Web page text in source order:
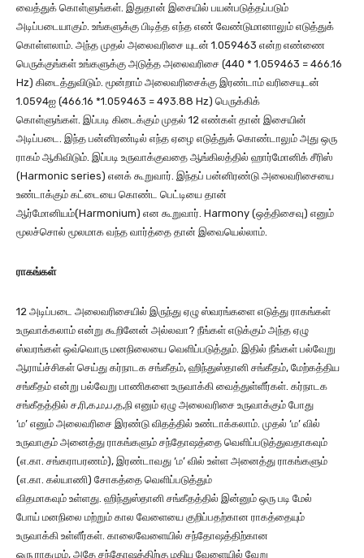
வைத்துக் கொள்ளுங்கள். இதுதான் இசையில் பயன்படுத்தப்படும்
அடிப்படையாகும். உங்களுக்கு பிடித்த எந்த எண் வேண்டுமானாலும் எடுத்துக்
கொள்ளலாம். அந்த முதல் அலைவரிசை யுடன் 1.059463 என்ற எண்ணை
பெருக்குங்கள் உங்களுக்கு அடுத்த அலைவரிசை (440 * 1.059463 = 466.16
Hz) கிடைத்துவிடும். மூன்றாம் அலைவரிசைக்கு இரண்டாம் வரிசையுடன்
1.0594ஐ (466.16 *1.059463 = 493.88 Hz) பெருக்கிக்
கொள்ளுங்கள். இப்படி கிடைக்கும் முதல் 12 எண்கள் தான் இசையின்
அடிப்படை. இந்த பன்னிரண்டில் எந்த ஏழை எடுத்துக் கொண்டாலும் அது ஒரு
ராகம் ஆகிவிடும். இப்படி உருவாக்குவதை ஆங்கிலத்தில் ஹார்மோனிக் சீரிஸ்
(Harmonic series) எனக் கூறுவார். இந்தப் பன்னிரண்டு அலைவரிசையை
உண்டாக்கும் கட்டையை கொண்ட பெட்டியை தான்
ஆர்மோனியம்(Harmonium) என கூறுவார். Harmony (ஒத்திசைவு) எனும்
மூலச்சொல் மூலமாக வந்த வார்த்தை தான் இவையெல்லாம்.
ராகங்கள்
12 அடிப்படை அலைவரிசையில் இருந்து ஏழு ஸ்வரங்களை எடுத்து ராகங்கள்
உருவாக்கலாம் என்று கூறினேன் அல்லவா? நீங்கள் எடுக்கும் அந்த ஏழு
ஸ்வரங்கள் ஒவ்வொரு மனநிலையை வெளிப்படுத்தும். இதில் நீங்கள் பல்வேறு
ஆராய்ச்சிகள் செய்து கர்நாடக சங்கீதம், ஹிந்துஸ்தானி சங்கீதம், மேற்கத்திய
சங்கீதம் என்று பல்வேறு பாணிகளை உருவாக்கி வைத்துள்ளீர்கள். கர்நாடக
சங்கீதத்தில் ச,ரி,க,ம,ப,த,நி எனும் ஏழு அலைவரிசை உருவாக்கும் போது
‘ம’ எனும் அலைவரிசை இரண்டு விதத்தில் உண்டாக்கலாம். முதல் ‘ம’ வில்
உருவாகும் அனைத்து ராகங்களும் சந்தோஷத்தை வெளிப்படுத்துவதாகவும்
(எ.கா. சங்கராபரணம்), இரண்டாவது ‘ம’ வில் உள்ள அனைத்து ராகங்களும்
(எ.கா. கல்யாணி) சோகத்தை வெளிப்படுத்தும்
விதமாகவும் உள்ளது. ஹிந்துஸ்தானி சங்கீதத்தில் இன்னும் ஒரு படி மேல்
போய் மனநிலை மற்றும் கால வேளையை குறிப்பதற்கான ராகத்தையும்
உருவாக்கி உள்ளீர்கள். காலைவேளையில் சந்தோஷத்திற்கான
ஒரு ராகமும், அதே சந்தோஷத்திற்கு மதிய வேளையில் வேறு